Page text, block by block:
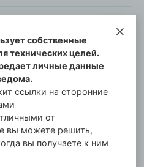
портал
2021-2026
СМИ: ПИ №57-
г.
Управлением
в сфере связи,
и массовых
области.
Филёва
собственные
технических целей.
личные данные
ссылки на сторонние
от
вы можете решить,
вы получаете к ним